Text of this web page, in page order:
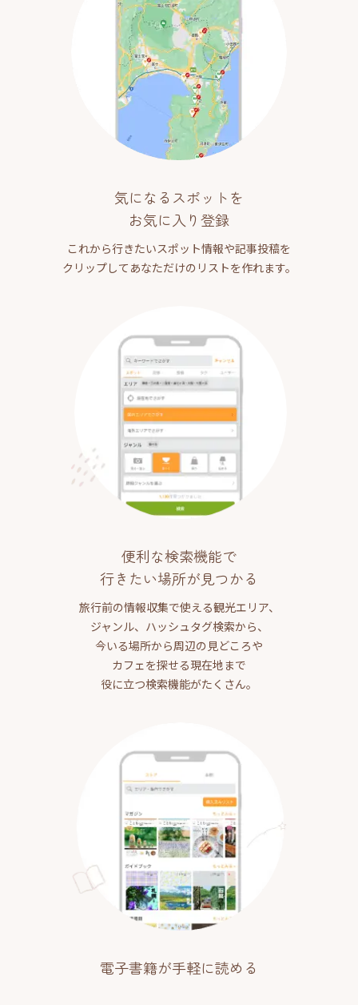
気になるスポットを
お気に入り登録
これから行きたいスポット情報や記事投稿を
クリップしてあなただけのリストを作れます。
便利な検索機能で
行きたい場所が見つかる
旅行前の情報収集で使える観光エリア、
ジャンル、ハッシュタグ検索から、
今いる場所から周辺の見どころや
カフェを探せる現在地まで
役に立つ検索機能がたくさん。
電子書籍が手軽に読める